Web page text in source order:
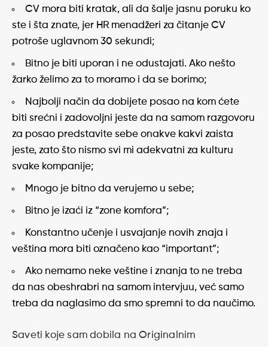
CV mora biti kratak, ali da šalje jasnu poruku ko
ste i šta znate, jer HR menadžeri za čitanje CV
potroše uglavnom 30 sekundi;
Bitno je biti uporan i ne odustajati. Ako nešto
žarko želimo za to moramo i da se borimo;
Najbolji način da dobijete posao na kom ćete
biti srećni i zadovoljni jeste da na samom razgovoru
za posao predstavite sebe onakve kakvi zaista
jeste, zato što nismo svi mi adekvatni za kulturu
svake kompanije;
Mnogo je bitno da verujemo u sebe;
Bitno je izaći iz “zone komfora”;
Konstantno učenje i usvajanje novih znaja i
veština mora biti označeno kao “important”;
Ako nemamo neke veštine i znanja to ne treba
da nas obeshrabri na samom intervjuu, već samo
treba da naglasimo da smo spremni to da naučimo.
Saveti koje sam dobila na Originalnim